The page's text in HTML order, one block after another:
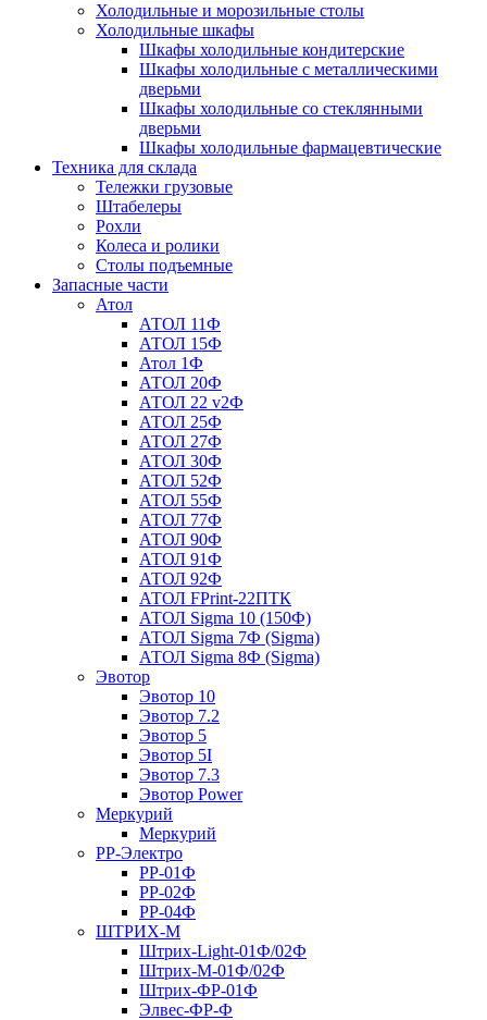
Холодильные и морозильные столы
Холодильные шкафы
Шкафы холодильные кондитерские
Шкафы холодильные с металлическими
дверьми
Шкафы холодильные со стеклянными
дверьми
Шкафы холодильные фармацевтические
Техника для склада
Тележки грузовые
Штабелеры
Рохли
Колеса и ролики
Столы подъемные
Запасные части
Атол
АТОЛ 11Ф
АТОЛ 15Ф
Атол 1Ф
АТОЛ 20Ф
АТОЛ 22 v2Ф
АТОЛ 25Ф
АТОЛ 27Ф
АТОЛ 30Ф
АТОЛ 52Ф
АТОЛ 55Ф
АТОЛ 77Ф
АТОЛ 90Ф
АТОЛ 91Ф
АТОЛ 92Ф
АТОЛ FPrint-22ПТК
АТОЛ Sigma 10 (150Ф)
АТОЛ Sigma 7Ф (Sigma)
АТОЛ Sigma 8Ф (Sigma)
Эвотор
Эвотор 10
Эвотор 7.2
Эвотор 5
Эвотор 5I
Эвотор 7.3
Эвотор Power
Меркурий
Меркурий
РР-Электро
РР-01Ф
РР-02Ф
РР-04Ф
ШТРИХ-М
Штрих-Light-01Ф/02Ф
Штрих-М-01Ф/02Ф
Штрих-ФР-01Ф
Элвес-ФР-Ф